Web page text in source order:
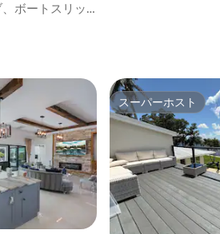
ボートスリッ
スーパーホスト
スーパーホスト